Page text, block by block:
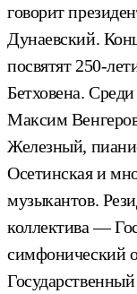
говорит
Дунаевский.
посвятят 250-
Бетховена.
Максим
Железный,
Осетинская и
музыкантов.
коллектива —
симфонический